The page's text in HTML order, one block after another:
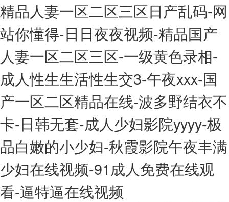
精品人妻一区二区三区日产乱码-网
站你懂得-日日夜夜视频-精品国产
人妻一区二区三区-一级黄色录相-
成人性生生活性生交3-午夜xxx-国
产一区二区精品在线-波多野结衣不
卡-日韩无套-成人少妇影院yyyy-极
品白嫩的小少妇-秋霞影院午夜丰满
少妇在线视频-91成人免费在线观
看-逼特逼在线视频